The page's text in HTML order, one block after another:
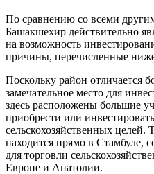
По сравнению со всеми
Башакшехир действительно
на возможность
причины, перечисленные
Поскольку район отличается
замечательное место для
здесь расположены большие
приобрести или
сельскохозяйственных
находится прямо в Стамбуле,
для торговли
Европе и Анатолии.